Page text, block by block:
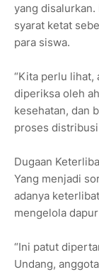
yang disalurkan.
syarat ketat
para siswa.
“Kita perlu lihat,
diperiksa oleh
kesehatan, dan
proses distribusi
Dugaan
Yang menjadi
adanya
mengelola
“Ini patut
Undang,